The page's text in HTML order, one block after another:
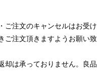
ご注文のキャンセルはお受け
ご注文頂きますようお願い致
却は承っておりません。良品